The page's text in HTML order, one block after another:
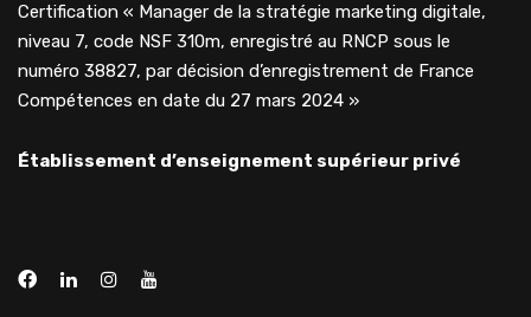
Certification « Manager de la stratégie marketing digitale,
niveau 7, code NSF 310m, enregistré au RNCP sous le
numéro 38827, par décision d’enregistrement de France
Compétences en date du 27 mars 2024 »
Établissement d’enseignement supérieur privé